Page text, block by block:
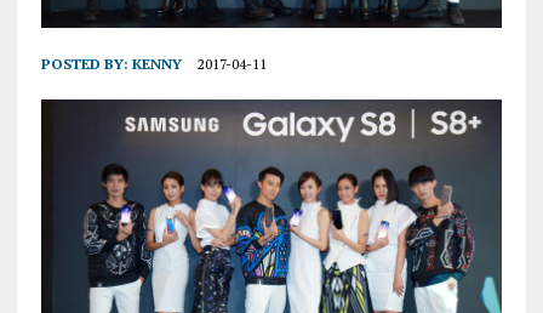
POSTED BY: KENNY 2017-04-11